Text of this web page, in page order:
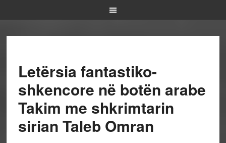
Letërsia fantastiko-
shkencore në botën arabe
Takim me shkrimtarin
sirian Taleb Omran